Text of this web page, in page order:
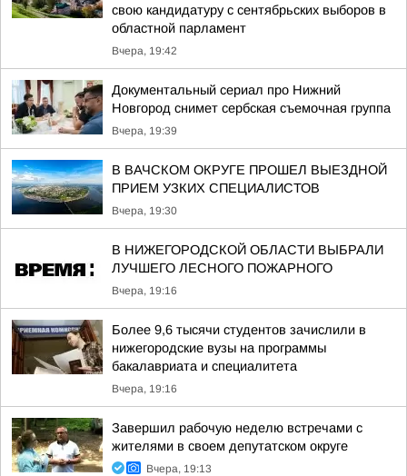
свою кандидатуру с сентябрьских выборов в
областной парламент
Вчера, 19:42
Документальный сериал про Нижний
Новгород снимет сербская съемочная группа
Вчера, 19:39
В ВАЧСКОМ ОКРУГЕ ПРОШЕЛ ВЫЕЗДНОЙ
ПРИЕМ УЗКИХ СПЕЦИАЛИСТОВ
Вчера, 19:30
В НИЖЕГОРОДСКОЙ ОБЛАСТИ ВЫБРАЛИ
ЛУЧШЕГО ЛЕСНОГО ПОЖАРНОГО
Вчера, 19:16
Более 9,6 тысячи студентов зачислили в
нижегородские вузы на программы
бакалавриата и специалитета
Вчера, 19:16
Завершил рабочую неделю встречами с
жителями в своем депутатском округе
Вчера, 19:13